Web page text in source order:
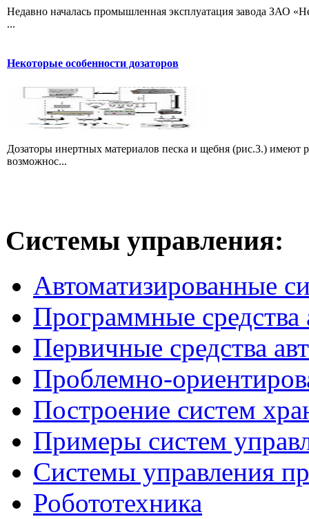
Недавно началась промышленная эксплуатация завода ЗАО
...
Некоторые особенности дозаторов
Дозаторы инертных материалов песка и щебня (рис.3.) имеют
возможнос...
Системы управления:
Автоматизированные
Программные средства
Первичные средства
Проблемно-
Построение систем
Примеры систем
Системы управления
Робототехника